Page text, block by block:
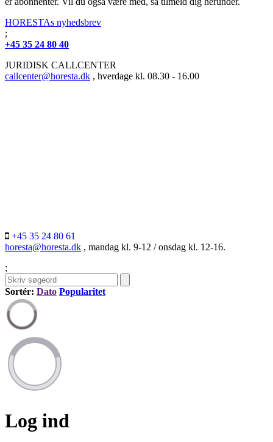
HORESTAs nyhedsbrev
;
+45 35 24 80 40
JURIDISK CALLCENTER
callcenter@horesta.dk , hverdage kl. 08.30 - 16.00
+45 35 24 80 61
horesta@horesta.dk , mandag kl. 9-12 / onsdag kl. 12-16.
;
Sortér: Dato Popularitet
Log ind